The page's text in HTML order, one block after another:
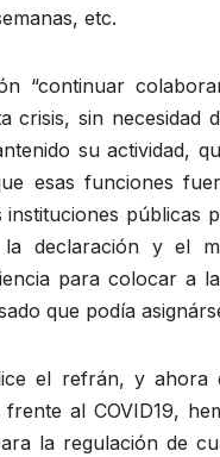
etc.
“continuar
crisis, sin necesidad
su actividad,
esas funciones
instituciones
declaración y el
para colocar a
que podía
el refrán, y ahora
al COVID19,
la regulación de